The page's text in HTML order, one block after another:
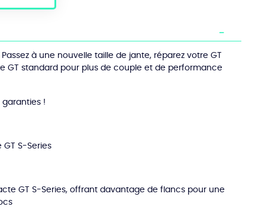
à une nouvelle taille de jante, réparez votre GT
GT standard pour plus de couple et de performance
garanties !
GT S-Series
GT S-Series, offrant davantage de flancs pour une